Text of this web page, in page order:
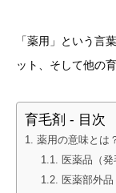
「薬用」という言
ット、そして他の
育毛剤 - 目次
薬用の意味とは
医薬品（発
医薬部外品